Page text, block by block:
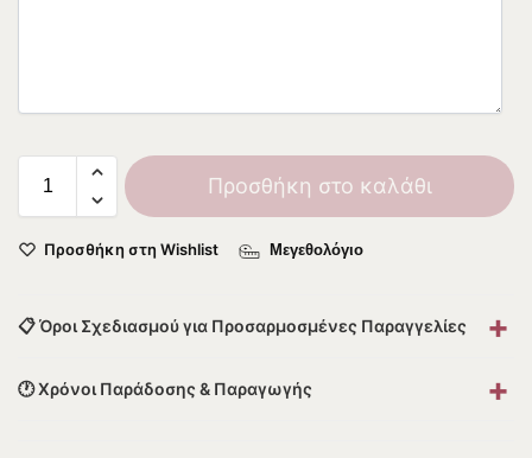
Προσθήκη στο καλάθι
Προσθήκη στη Wishlist Μεγεθολόγιο
📋 Όροι Σχεδιασμού για Προσαρμοσμένες Παραγγελίες +
🕐 Χρόνοι Παράδοσης & Παραγωγής +